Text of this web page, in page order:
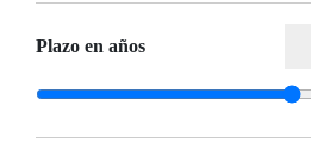
Plazo en años